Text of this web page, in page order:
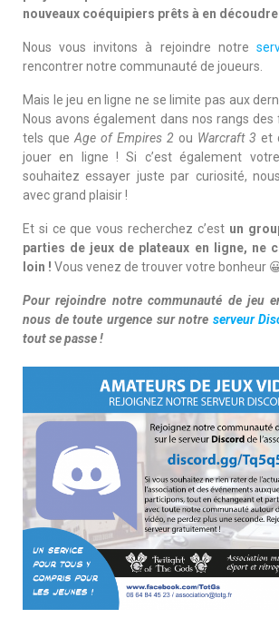
nouveaux coéquipiers prêts à en découdre
Nous vous invitons à rejoindre notre
rencontrer notre communauté de joueurs.
Mais le jeu en ligne ne se limite pas aux
Nous avons également dans nos rangs
tels que Age of Empires 2 ou Warcraft 3 et
jouer en ligne ! Si c’est également
souhaitez essayer juste par curiosité,
avec grand plaisir !
Et si ce que vous recherchez c’est un
parties de jeux de plateaux en ligne, ne
loin ! Vous venez de trouver votre bonheur
Pour rejoindre notre communauté de jeu
nous de toute urgence sur notre serveur
tout se passe !